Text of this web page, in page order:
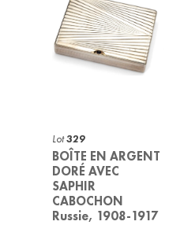
Lot329
BOÎTE EN ARGENT
DORÉ AVEC
SAPHIR
CABOCHON
Russie, 1908-1917